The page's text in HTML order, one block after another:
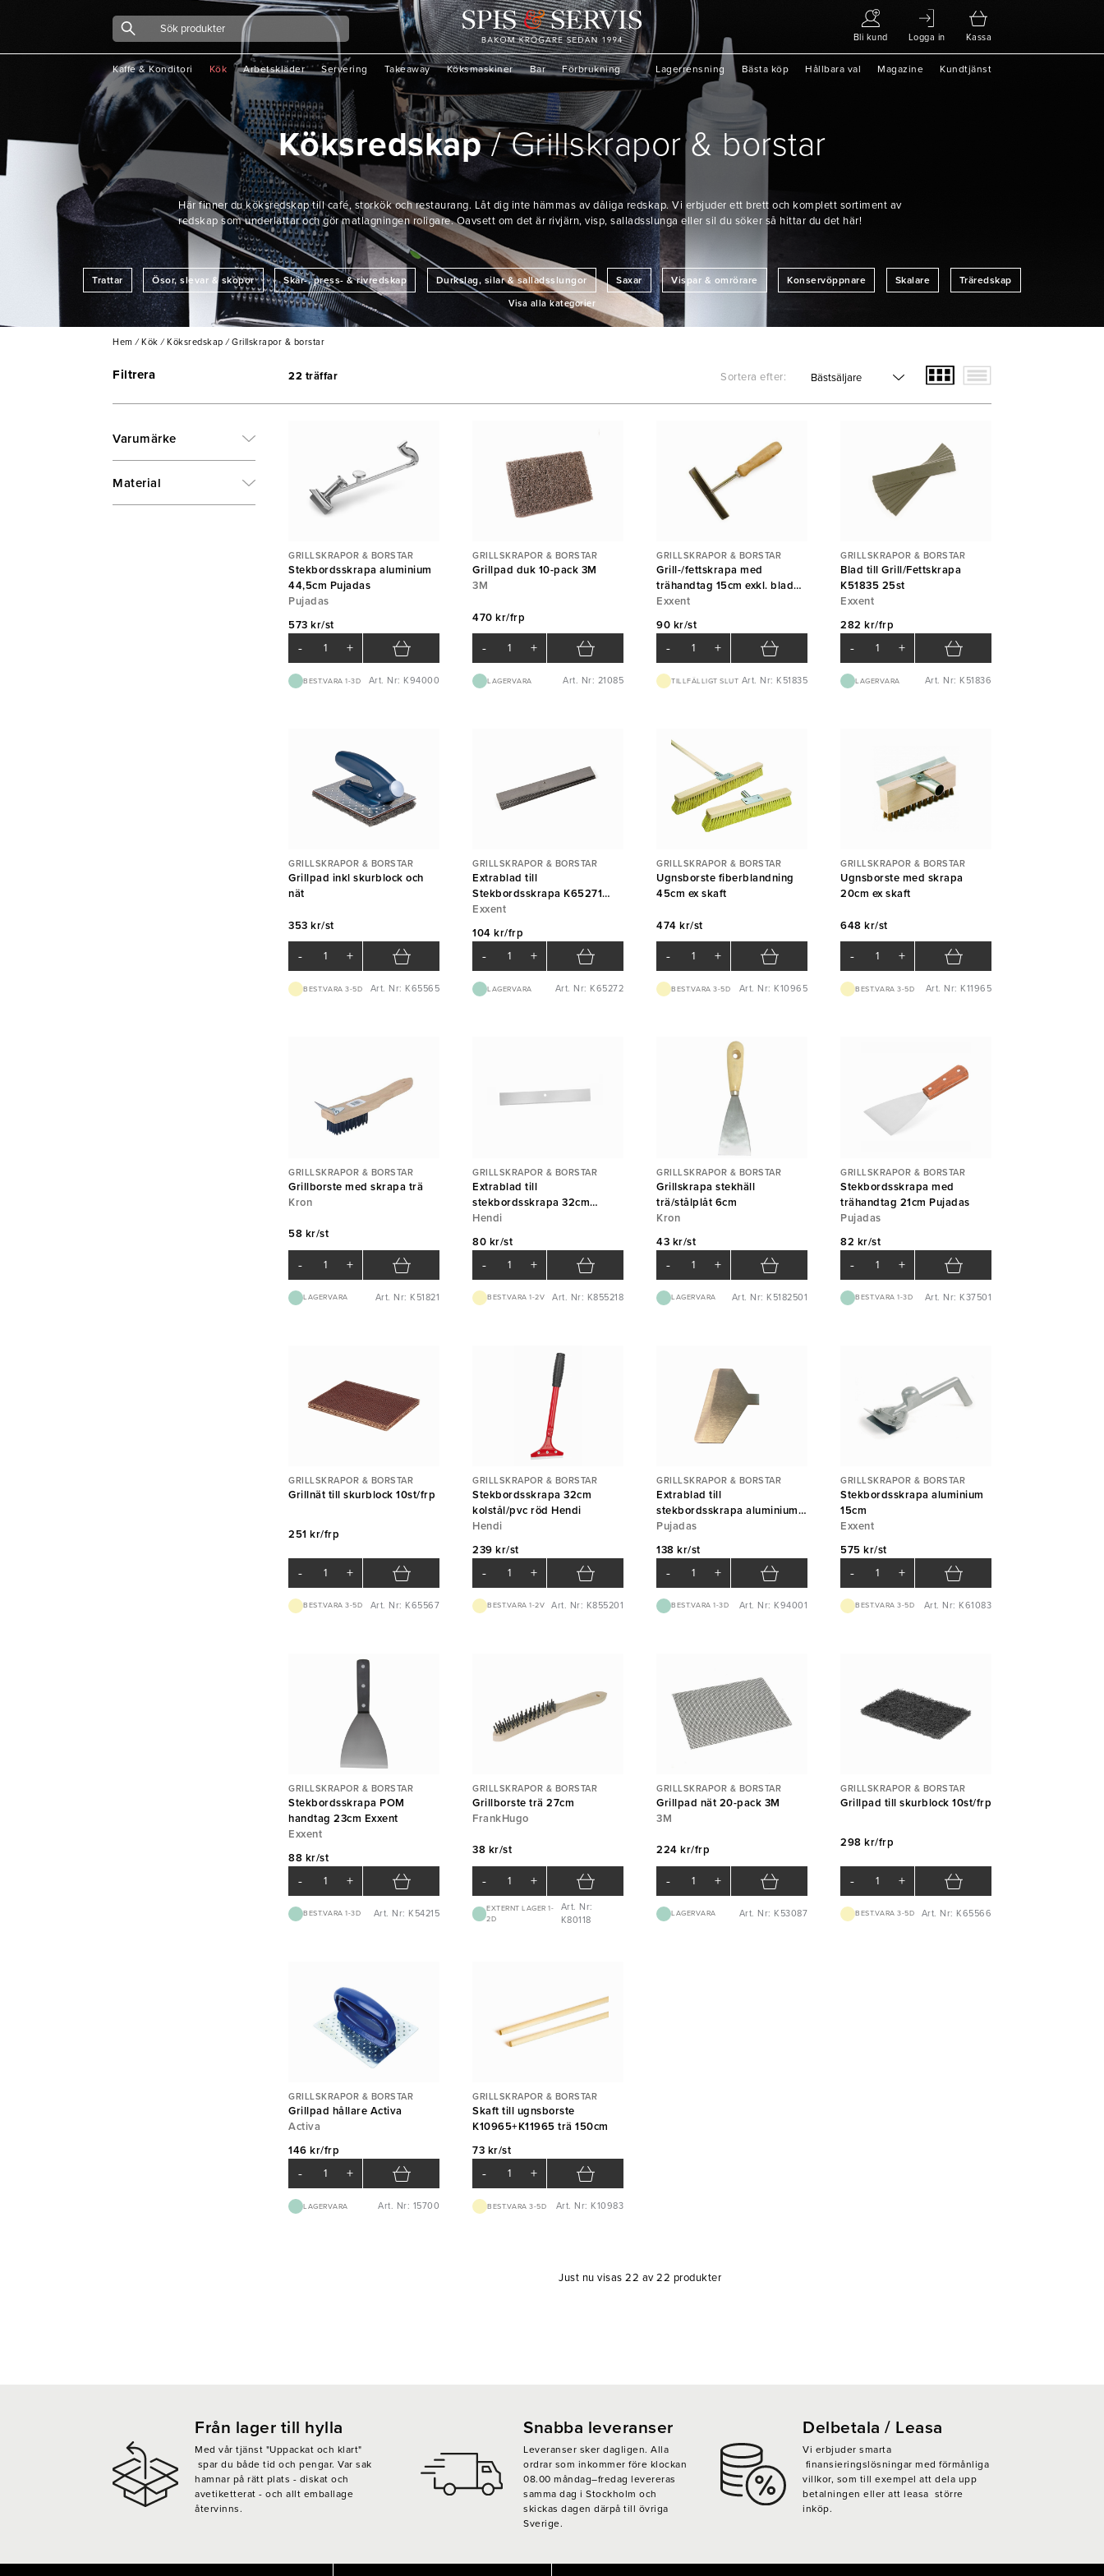
Bli kund Logga in Kassa
Kaffe & Konditori Kök Arbetskläder Servering Takeaway Köksmaskiner Bar Förbrukning Lagerrensning Bästa köp Hållbara val Magazine Kundtjänst
Köksredskap Grillskrapor & borstar
Här finner du köksredskap till café, storkök och restaurang. Låt dig inte hämmas av dåliga redskap. Vi erbjuder ett brett och komplett sortiment av
redskap som underlättar och gör matlagningen roligare. Oavsett om det är rivjärn, visp, salladsslunga eller sil du söker så hittar du det här!
Trattar Ösor, slevar & skopor Skär-, press- & rivredskap Durkslag, silar & salladsslungor Saxar Vispar & omrörare Konservöppnare Skalare Träredskap
Grillskrapor & borstar Glass-& mosskopor Tänger & pincetter Legymverktyg Köksmått
Visa alla kategorier
Hem / Kök / Köksredskap / Grillskrapor & borstar
Filtrera
Varumärke
Material
22 träffar Sortera efter:
GRILLSKRAPOR & BORSTAR
Stekbordsskrapa aluminium
44,5cm Pujadas
Pujadas
573 kr/st
- +
BEST.VARA 1-3D Art. Nr: K94000
GRILLSKRAPOR & BORSTAR
Grillpad duk 10-pack 3M
3M
470 kr/frp
- +
LAGERVARA Art. Nr: 21085
GRILLSKRAPOR & BORSTAR
Grill-/fettskrapa med
trähandtag 15cm exkl. blad
Exxent
Exxent
90 kr/st
- +
TILLFÄLLIGT SLUT Art. Nr: K51835
GRILLSKRAPOR & BORSTAR
Blad till Grill/Fettskrapa
K51835 25st
Exxent
282 kr/frp
- +
LAGERVARA Art. Nr: K51836
GRILLSKRAPOR & BORSTAR
Grillpad inkl skurblock och
nät
353 kr/st
- +
BEST.VARA 3-5D Art. Nr: K65565
GRILLSKRAPOR & BORSTAR
Extrablad till
Stekbordsskrapa K65271
10st
Exxent
104 kr/frp
- +
LAGERVARA Art. Nr: K65272
GRILLSKRAPOR & BORSTAR
Ugnsborste fiberblandning
45cm ex skaft
474 kr/st
- +
BEST.VARA 3-5D Art. Nr: K10965
GRILLSKRAPOR & BORSTAR
Ugnsborste med skrapa
20cm ex skaft
648 kr/st
- +
BEST.VARA 3-5D Art. Nr: K11965
GRILLSKRAPOR & BORSTAR
Grillborste med skrapa trä
Kron
58 kr/st
- +
LAGERVARA Art. Nr: K51821
GRILLSKRAPOR & BORSTAR
Extrablad till
stekbordsskrapa 32cm
kolstål/pvc röd Hendi
Hendi
80 kr/st
- +
BEST.VARA 1-2V Art. Nr: K855218
GRILLSKRAPOR & BORSTAR
Grillskrapa stekhäll
trä/stålplåt 6cm
Kron
43 kr/st
- +
LAGERVARA Art. Nr: K5182501
GRILLSKRAPOR & BORSTAR
Stekbordsskrapa med
trähandtag 21cm Pujadas
Pujadas
82 kr/st
- +
BEST.VARA 1-3D Art. Nr: K37501
GRILLSKRAPOR & BORSTAR
Grillnät till skurblock 10st/frp
251 kr/frp
- +
BEST.VARA 3-5D Art. Nr: K65567
GRILLSKRAPOR & BORSTAR
Stekbordsskrapa 32cm
kolstål/pvc röd Hendi
Hendi
239 kr/st
- +
BEST.VARA 1-2V Art. Nr: K855201
GRILLSKRAPOR & BORSTAR
Extrablad till
stekbordsskrapa aluminium
Pujadas
Pujadas
138 kr/st
- +
BEST.VARA 1-3D Art. Nr: K94001
GRILLSKRAPOR & BORSTAR
Stekbordsskrapa aluminium
15cm
Exxent
575 kr/st
- +
BEST.VARA 3-5D Art. Nr: K61083
GRILLSKRAPOR & BORSTAR
Stekbordsskrapa POM
handtag 23cm Exxent
Exxent
88 kr/st
- +
BEST.VARA 1-3D Art. Nr: K54215
GRILLSKRAPOR & BORSTAR
Grillborste trä 27cm
FrankHugo
38 kr/st
- +
EXTERNT LAGER 1-
2D
Art. Nr:
K80118
GRILLSKRAPOR & BORSTAR
Grillpad nät 20-pack 3M
3M
224 kr/frp
- +
LAGERVARA Art. Nr: K53087
GRILLSKRAPOR & BORSTAR
Grillpad till skurblock 10st/frp
298 kr/frp
- +
BEST.VARA 3-5D Art. Nr: K65566
GRILLSKRAPOR & BORSTAR
Grillpad hållare Activa
Activa
146 kr/frp
- +
LAGERVARA Art. Nr: 15700
GRILLSKRAPOR & BORSTAR
Skaft till ugnsborste
K10965+K11965 trä 150cm
73 kr/st
- +
BEST.VARA 3-5D Art. Nr: K10983
Just nu visas 22 av 22 produkter
Från lager till hylla
Med vår tjänst "Uppackat och klart"
spar du både tid och pengar. Var sak
hamnar på rätt plats - diskat och
avetiketterat - och allt emballage
återvinns.
Snabba leveranser
Leveranser sker dagligen. Alla
ordrar som inkommer före klockan
08.00 måndag–fredag levereras
samma dag i Stockholm och
skickas dagen därpå till övriga
Sverige.
Delbetala / Leasa
Vi erbjuder smarta
finansieringslösningar med förmånliga
villkor, som till exempel att dela upp
betalningen eller att leasa större
inköp.